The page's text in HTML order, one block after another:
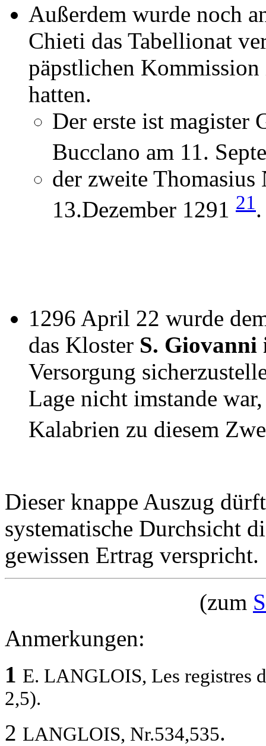
Außerdem wurde noch
Chieti das Tabellionat
päpstlichen
hatten.
Der erste ist magister
Bucclano am 11.
der zweite
13.Dezember 1291 21.
1296 April 22 wurde
das Kloster S. Giovanni
Versorgung
Lage nicht imstande
Kalabrien zu diesem
Dieser knappe Auszug
systematische Durchsicht
gewissen Ertrag verspricht.
(zum
Anmerkungen:
1 E. LANGLOIS, Les registres
2,5).
2 LANGLOIS, Nr.534,535.